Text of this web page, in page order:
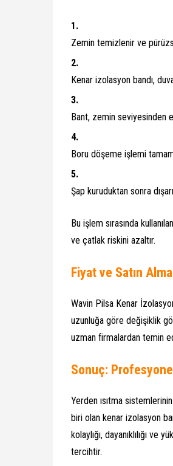
Zemin temizlenir ve
Kenar izolasyon bandı,
Bant, zemin seviyesinden
Boru döşeme işlemi
Şap kuruduktan sonra
Bu işlem sırasında
ve çatlak riskini azaltır.
Fiyat ve Satın
Wavin Pilsa Kenar
uzunluğa göre değişiklik
uzman firmalardan temin
Sonuç:
Yerden ısıtma
biri olan kenar izolasyon
kolaylığı, dayanıklılığı
tercihtir.